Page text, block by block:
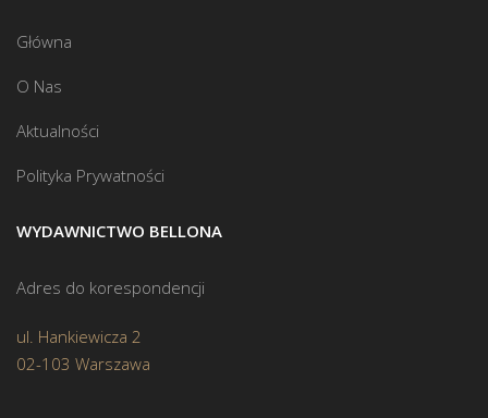
Główna
O Nas
Aktualności
Polityka Prywatności
WYDAWNICTWO BELLONA
Adres do korespondencji
ul. Hankiewicza 2
02-103 Warszawa